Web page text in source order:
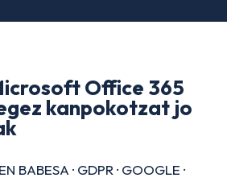
Office 365
kanpokotzat jo
BABESA · GDPR · GOOGLE ·